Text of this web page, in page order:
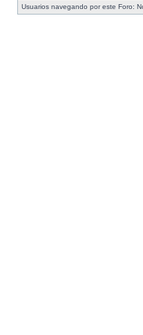
Usuarios navegando por este Foro: